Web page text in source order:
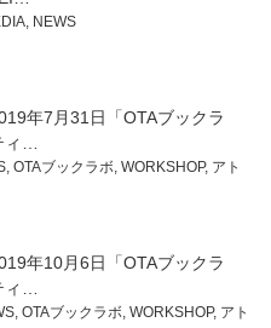
, NEWS
年7月31日「OTAブックラ
ィ…
, OTAブックラボ, WORKSHOP, アト
年10月6日「OTAブックラ
ィ…
, OTAブックラボ, WORKSHOP, アト